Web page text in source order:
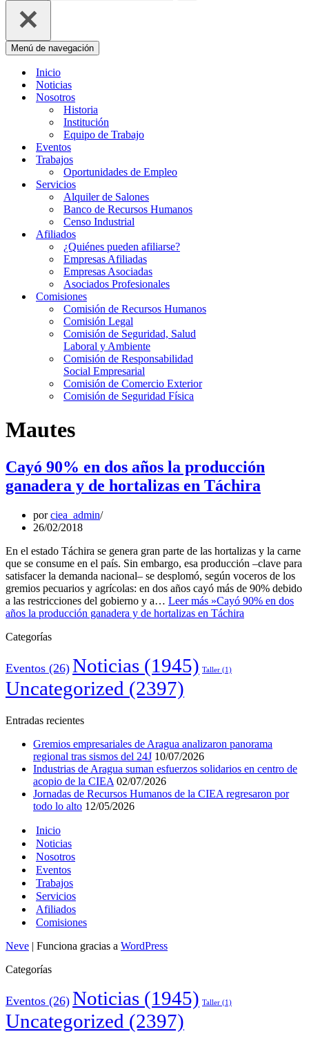
Menú de navegación
Inicio
Noticias
Nosotros
Historia
Institución
Equipo de Trabajo
Eventos
Trabajos
Oportunidades de Empleo
Servicios
Alquiler de Salones
Banco de Recursos Humanos
Censo Industrial
Afiliados
¿Quiénes pueden afiliarse?
Empresas Afiliadas
Empresas Asociadas
Asociados Profesionales
Comisiones
Comisión de Recursos Humanos
Comisión Legal
Comisión de Seguridad, Salud
Laboral y Ambiente
Comisión de Responsabilidad
Social Empresarial
Comisión de Comercio Exterior
Comisión de Seguridad Física
Mautes
Cayó 90% en dos años la producción
ganadera y de hortalizas en Táchira
porciea_admin
26/02/2018
En el estado Táchira se genera gran parte de las hortalizas y la carne
que se consume en el país. Sin embargo, esa producción –clave para
satisfacer la demanda nacional– se desplomó, según voceros de los
gremios pecuarios y agrícolas: en dos años cayó más de 90% debido
a las restricciones del gobierno y a… Leer más »Cayó 90% en dos
años la producción ganadera y de hortalizas en Táchira
Categorías
Eventos (26) Noticias (1945) Taller (1)
Uncategorized (2397)
Entradas recientes
Gremios empresariales de Aragua analizaron panorama
regional tras sismos del 24J 10/07/2026
Industrias de Aragua suman esfuerzos solidarios en centro de
acopio de la CIEA 02/07/2026
Jornadas de Recursos Humanos de la CIEA regresaron por
todo lo alto 12/05/2026
Inicio
Noticias
Nosotros
Eventos
Trabajos
Servicios
Afiliados
Comisiones
Neve | Funciona gracias a WordPress
Categorías
Eventos (26) Noticias (1945) Taller (1)
Uncategorized (2397)